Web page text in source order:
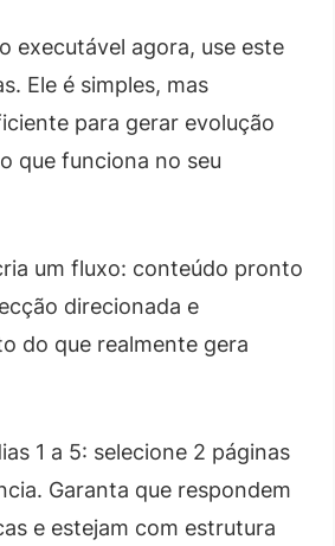
executável agora, use este
Ele é simples, mas
para gerar evolução
que funciona no seu
um fluxo: conteúdo pronto
direcionada e
do que realmente gera
1 a 5: selecione 2 páginas
Garanta que respondem
e estejam com estrutura